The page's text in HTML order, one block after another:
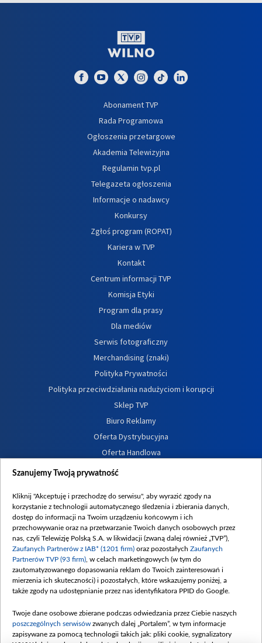
Abonament TVP
Rada Programowa
Ogłoszenia przetargowe
Akademia Telewizyjna
Regulamin tvp.pl
Telegazeta ogłoszenia
Informacje o nadawcy
Konkursy
Zgłoś program (ROPAT)
Kariera w TVP
Kontakt
Centrum informacji TVP
Komisja Etyki
Program dla prasy
Dla mediów
Serwis fotograficzny
Merchandising (znaki)
Polityka Prywatności
Polityka przeciwdziałania nadużyciom i korupcji
Sklep TVP
Biuro Reklamy
Oferta Dystrybucyjna
Oferta Handlowa
Dostępność
Procedura zgłoszeń wewnętrznych
Szanujemy Twoją prywatność
Kliknij "Akceptuję i przechodzę do serwisu", aby wyrazić zgody na
korzystanie z technologii automatycznego śledzenia i zbierania danych,
dostęp do informacji na Twoim urządzeniu końcowym i ich
przechowywanie oraz na przetwarzanie Twoich danych osobowych przez
nas, czyli Telewizję Polską S.A. w likwidacji (zwaną dalej również „TVP”),
Zaufanych Partnerów z IAB* (1201 firm) oraz pozostałych Zaufanych
Partnerów TVP (93 firm) , w celach marketingowych (w tym do
zautomatyzowanego dopasowania reklam do Twoich zainteresowań i
mierzenia ich skuteczności) i pozostałych, które wskazujemy poniżej, a
także zgody na udostępnianie przez nas identyfikatora PPID do Google.
Twoje dane osobowe zbierane podczas odwiedzania przez Ciebie naszych
poszczególnych serwisów zwanych dalej „Portalem”, w tym informacje
zapisywane za pomocą technologii takich jak: pliki cookie, sygnalizatory